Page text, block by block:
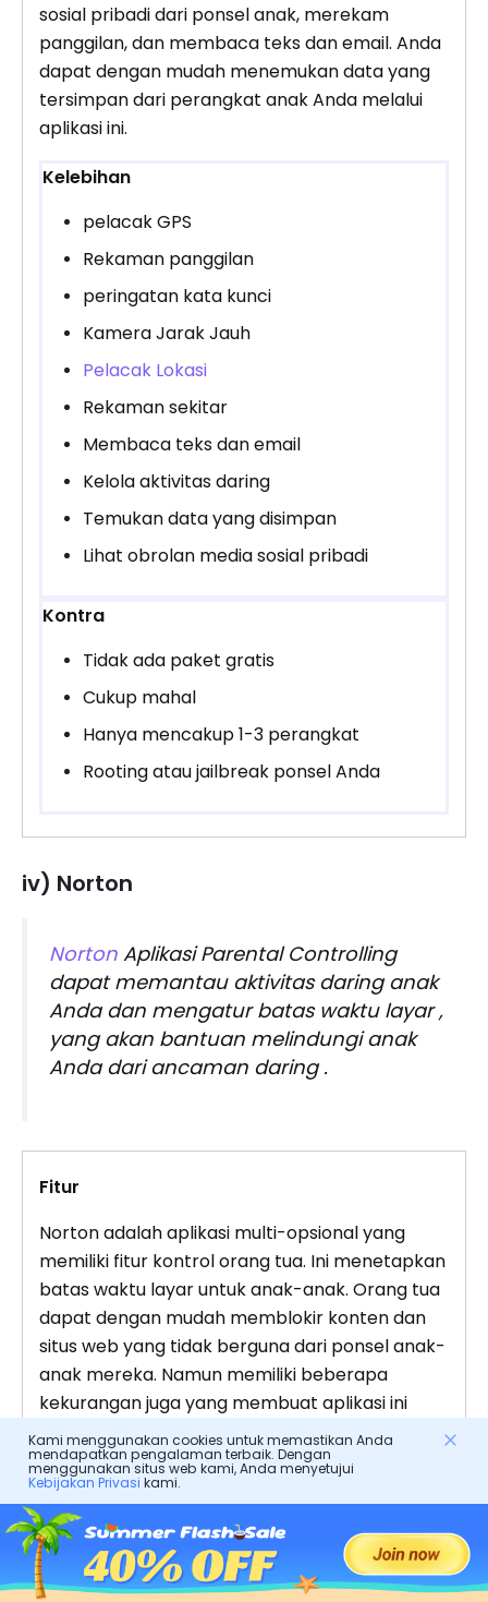
sosial pribadi dari ponsel anak, merekam
panggilan, dan membaca teks dan email. Anda
dapat dengan mudah menemukan data yang
tersimpan dari perangkat anak Anda melalui
aplikasi ini.
Kelebihan
pelacak GPS
Rekaman panggilan
peringatan kata kunci
Kamera Jarak Jauh
Pelacak Lokasi
Rekaman sekitar
Membaca teks dan email
Kelola aktivitas daring
Temukan data yang disimpan
Lihat obrolan media sosial pribadi
Kontra
Tidak ada paket gratis
Cukup mahal
Hanya mencakup 1-3 perangkat
Rooting atau jailbreak ponsel Anda
iv) Norton
Norton Aplikasi Parental Controlling
dapat memantau aktivitas daring anak
Anda dan mengatur batas waktu layar ,
yang akan bantuan melindungi anak
Anda dari ancaman daring .
Fitur
Norton adalah aplikasi multi-opsional yang
memiliki fitur kontrol orang tua. Ini menetapkan
batas waktu layar untuk anak-anak. Orang tua
dapat dengan mudah memblokir konten dan
situs web yang tidak berguna dari ponsel anak-
anak mereka. Namun memiliki beberapa
kekurangan juga yang membuat aplikasi ini
kurang layak dibandingkan yang lain.
Kelebihan
Terjangkau
Geofencing tersedia
Kami menggunakan cookies untuk memastikan Anda
mendapatkan pengalaman terbaik. Dengan
menggunakan situs web kami, Anda menyetujui
Kebijakan Privasi kami.